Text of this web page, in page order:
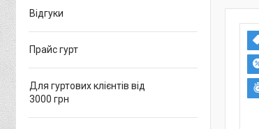
Відгуки
Прайс гурт
Для гуртових клієнтів від
3000 грн